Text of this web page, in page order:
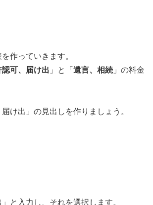
作っていきます。
認可、届け出 」と「 遺言、相続 」の料金
け出」の見出しを作りましょう。
」と入力し、それを選択します。